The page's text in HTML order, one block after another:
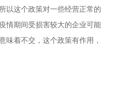
以这个政策对一些经营正常的
情期间受损害较大的企业可能
味着不交，这个政策有作用，